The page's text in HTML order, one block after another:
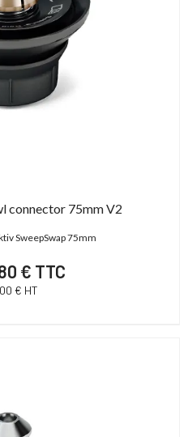
connector 75mm V2
SweepSwap 75mm
€ TTC
€ HT